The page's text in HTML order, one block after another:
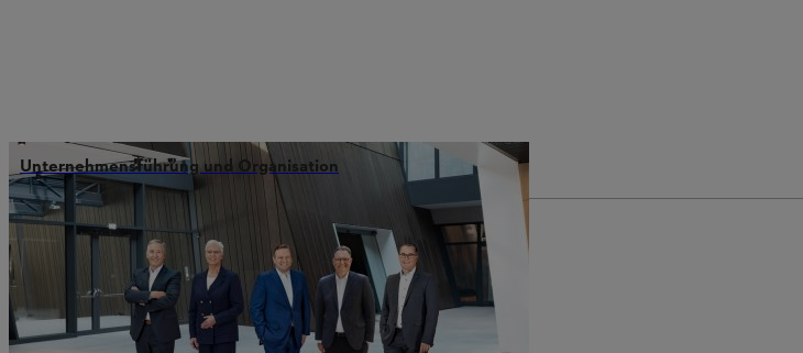
Unternehmensführung und Organisation